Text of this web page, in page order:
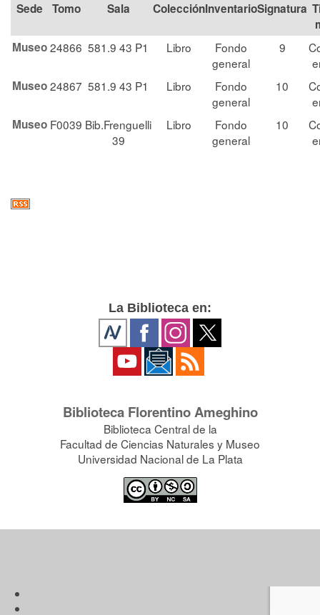
Tomo Sala Colección Signatura
Museo24866 581.9 43 P1 Libro
Fondo
general
9
Museo24867 581.9 43 P1 Libro
Fondo
general
10
Museo F0039 Bib.Frenguelli
39
Libro
Fondo
general
10
La Biblioteca en:
Biblioteca Florentino Ameghino
Biblioteca Central de la
Facultad de Ciencias Naturales y Museo
Universidad Nacional de La Plata